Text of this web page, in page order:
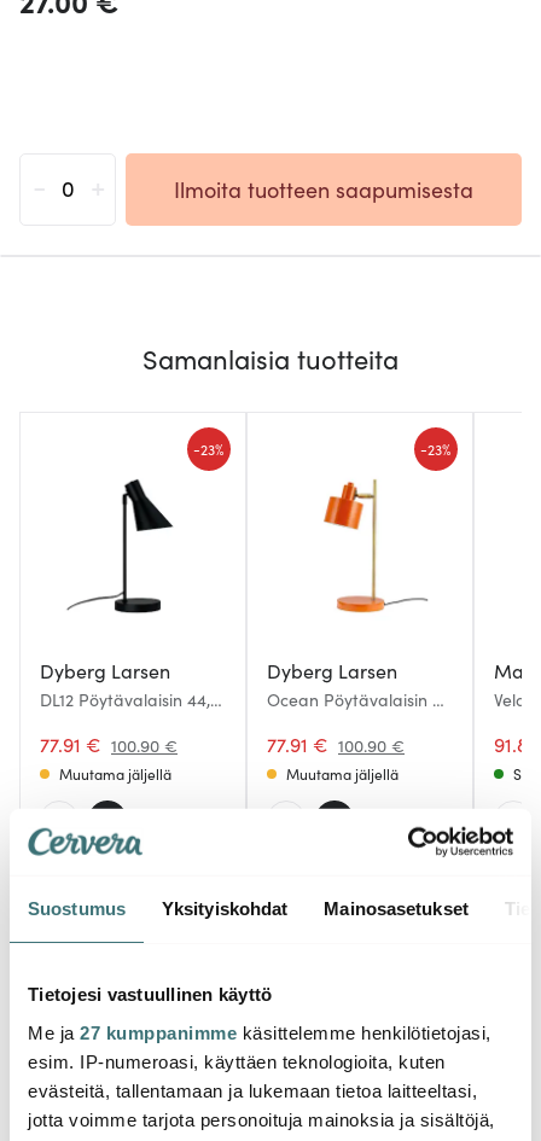
Suostumus Yksityiskohdat Mainosasetukset
Tietojesi vastuullinen käyttö
Me ja 27 kumppanimme käsittelemme henkilötietojasi,
esim. IP-numeroasi, käyttäen teknologioita, kuten
evästeitä, tallentamaan ja lukemaan tietoa laitteeltasi,
jotta voimme tarjota personoituja mainoksia ja sisältöjä,
Ilmoita tuotteen saapumisesta
Samanlaisia tuotteita
Dyberg Larsen
DL12 Pöytävalaisin 44,5
77.91 € 100.90 €
-23%
Muutama jäljellä
Dyberg Larsen
Ocean Pöytävalaisin 43
77.91 € 100.90 €
-23%
Muutama jäljellä
Vela
Saatat pitää myös näistä
-50% -26%